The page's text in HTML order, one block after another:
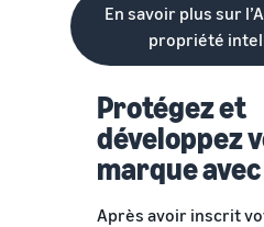
En savoir plus sur
propriété
Protégez et
développez
marque
Après avoir inscrit